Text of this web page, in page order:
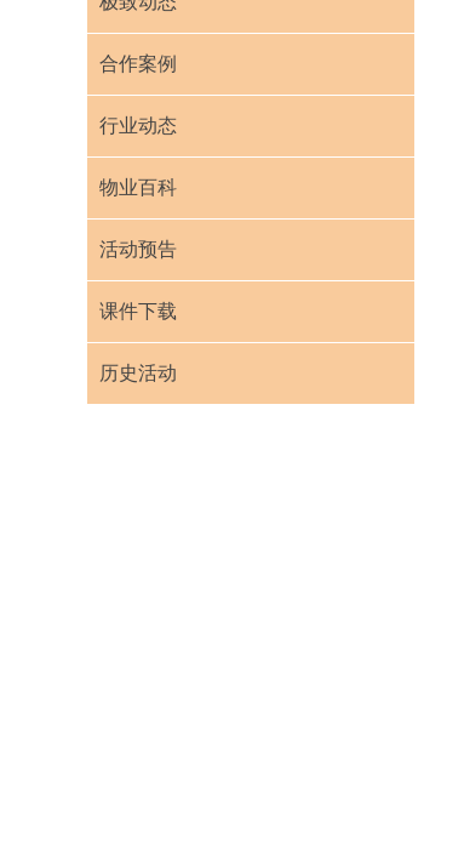
合作案例
行业动态
物业百科
活动预告
课件下载
历史活动